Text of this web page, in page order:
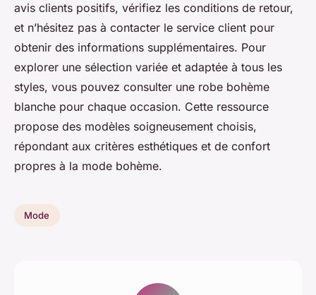
avis clients positifs, vérifiez les conditions de retour,
et n’hésitez pas à contacter le service client pour
obtenir des informations supplémentaires. Pour
explorer une sélection variée et adaptée à tous les
styles, vous pouvez consulter une robe bohème
blanche pour chaque occasion. Cette ressource
propose des modèles soigneusement choisis,
répondant aux critères esthétiques et de confort
propres à la mode bohème.
Mode